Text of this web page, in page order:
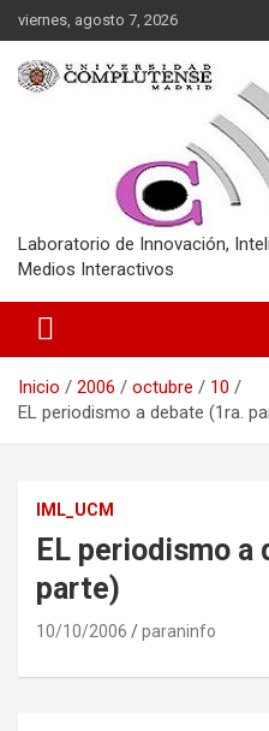
Saltar
al
contenido
viernes, agosto 7, 2026
Laboratorio de Innovación,
Medios Interactivos
Inicio 2006 octubre
10
EL periodismo a debate (1ra.
IML_UCM
EL periodismo a
parte)
10/10/2006 paraninfo